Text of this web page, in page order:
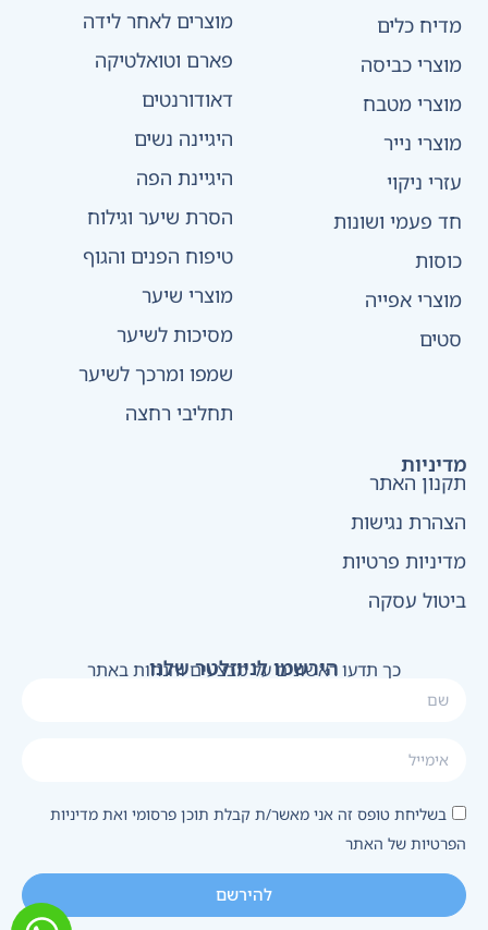
מדיח כלים
מוצרי כביסה
מוצרי מטבח
מוצרי נייר
עזרי ניקוי
חד פעמי ושונות
כוסות
מוצרי אפייה
סטים
מוצרים לאחר לידה
פארם וטואלטיקה
דאודורנטים
היגיינה נשים
היגיינת הפה
הסרת שיער וגילוח
טיפוח הפנים והגוף
מוצרי שיער
מסיכות לשיער
שמפו ומרכך לשיער
תחליבי רחצה
מדיניות
תקנון האתר
הצהרת נגישות
מדיניות פרטיות
ביטול עסקה
הירשמו לניוזלטר שלנו
כך תדעו ראשונים על מבצעים והנחות באתר
בשליחת טופס זה אני מאשר/ת קבלת תוכן פרסומי ואת מדיניות
הפרטיות של האתר
להירשם